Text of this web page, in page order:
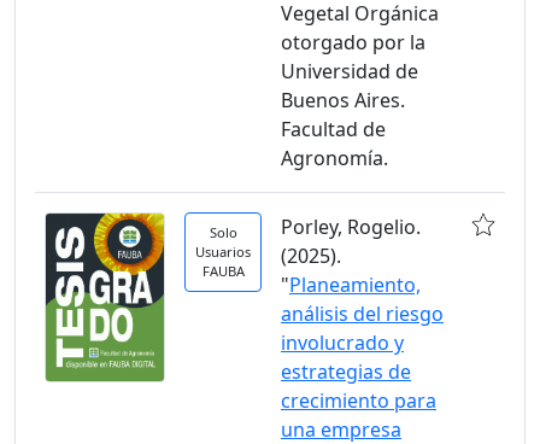
Vegetal Orgánica
otorgado por la
Universidad de
Buenos Aires.
Facultad de
Agronomía.
Solo
Usuarios
FAUBA
Porley, Rogelio.
(2025).
"Planeamiento,
análisis del riesgo
involucrado y
estrategias de
crecimiento para
una empresa